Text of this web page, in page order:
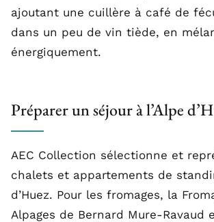
ajoutant une cuillère à café de
dans un peu de vin tiède, en
énergiquement.
Préparer un séjour à l’Alpe
AEC Collection sélectionne et
chalets et appartements de
d’Huez. Pour les fromages, la
Alpages de Bernard Mure-Ravaud